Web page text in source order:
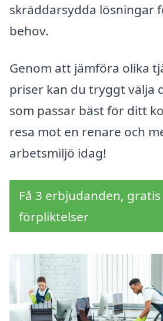
skräddarsydda lösningar
behov.
Genom att jämföra olika
priser kan du tryggt välja
som passar bäst för ditt
resa mot en renare och
arbetsmiljö idag!
Få 3 erbjudanden,
förpliktelser